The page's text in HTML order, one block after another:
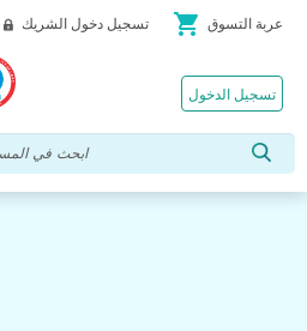
تسجيل دخول الشريك shopping_cart عربة التسوق
تسجيل الدخول